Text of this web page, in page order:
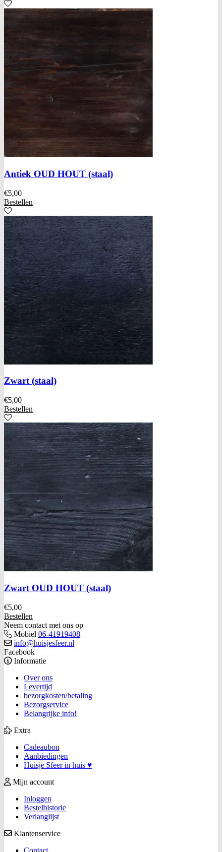
Antiek OUD HOUT (staal)
€5,00
Bestellen
Zwart (staal)
€5,00
Bestellen
Zwart OUD HOUT (staal)
€5,00
Bestellen
Neem contact met ons op
Mobiel 06-41919408
info@huisjesfeer.nl
Facebook
Informatie
Over ons
Levertijd
bezorgkosten/betaling
Bezorgservice
Belangrijke info!
Extra
Cadeaubon
Aanbiedingen
Huisje Sfeer in huis ♥
Mijn account
Inloggen
Bestelhistorie
Verlanglijst
Klantenservice
Contact